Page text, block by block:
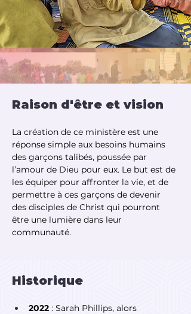
Raison d'être et vision
La création de ce ministère est une
réponse simple aux besoins humains
des garçons talibés, poussée par
l’amour de Dieu pour eux. Le but est de
les équiper pour affronter la vie, et de
permettre à ces garçons de devenir
des disciples de Christ qui pourront
être une lumière dans leur
communauté.
Historique
2022 : Sarah Phillips, alors